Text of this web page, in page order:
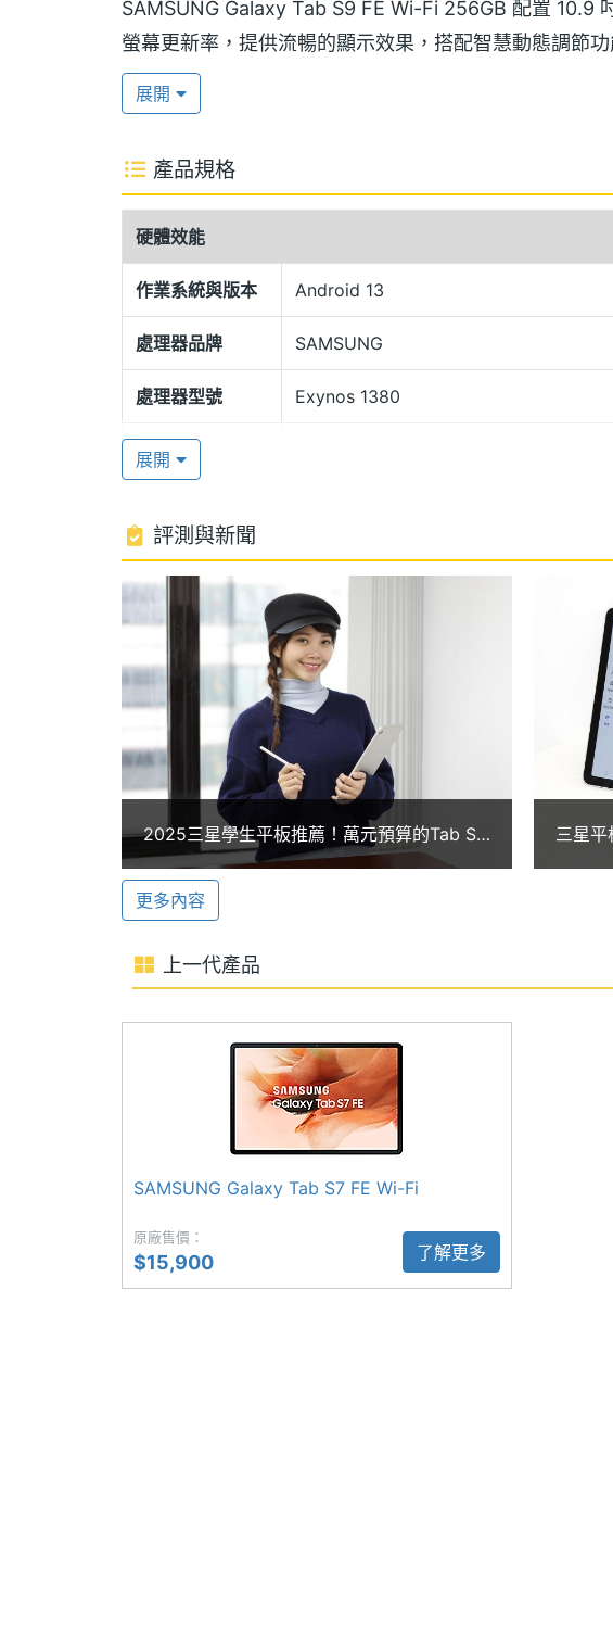
SAMSUNG Galaxy Tab S9 FE Wi-Fi 256GB 配置 10.9
螢幕更新率，提供流暢的顯示效果，搭配智慧動態調節
Vision Booster 技術，可優化色彩與對比度，並著重螢幕
性；護眼模式讓用戶長時間使用也能減少雙眼的不適感。
IP68 防塵防水設計
SAMSUNG Galaxy Tab S9 FE Wi-Fi 256GB 採用圓滑
並具備 IP68 防水防塵設計，帶來良好的防護也同時兼具
辨識，以及支援臉部辨識，解鎖平板更方便快捷。
SAMSUNG Exynos 1380
SAMSUNG Galaxy Tab S9 FE Wi-Fi 256GB 運行
介面，搭載 SAMSUNG Exynos 1380 八核心處理器，為
建 8GB RAM / 256GB ROM，並具備 microSD 卡最高
前置 1,200 萬畫素鏡頭
SAMSUNG Galaxy Tab S9 FE Wi-Fi 256GB 後置 800
攝出令人震撼的風景照片，捕捉細節豐富、清晰銳利影
議或視訊通話等也擁有極佳的畫面品質。
全新 S Pen 手寫筆
SAMSUNG Galaxy Tab S9 FE Wi-Fi 256GB 內附 S Pen
證，不僅提供類似紙上書寫的流暢體驗，用戶更能放心
作可能性。也支援 S Pen Creator Edition，讓你的創作
DeX 模式
連接至其他 Samsung Galaxy 裝置，在任何螢幕上輸入
◎ Android 13 作業系統、One UI Tab 操作介面
◎ 10.9 吋 2,304 x 1,440pixels 解析度 WUXGA+ LCD
展開
產品規格
硬體效能
作業系統與版本 Android 13
處理器品牌 SAMSUNG
處理器型號 Exynos 1380
處理器時脈
圖形處理器 Mali-G68 MP5
RAM記憶體 8 GB
ROM儲存空間 256 GB
記憶卡 microSD
最大擴充儲存空
間
1 TB
電池容量 8000 mAh
顯示螢幕
主螢幕尺寸
LCD
Yes
展開
評測與新聞
2025三星學生平板推薦！萬元預算的Tab S6
Lite、Tab S7 FE與Tab S9 FE超詳細購買建
議一次看懂
三星
更多內容
上一代產品
SAMSUNG Galaxy Tab S7 FE Wi-Fi
原廠售價：
$15,900 了解更多